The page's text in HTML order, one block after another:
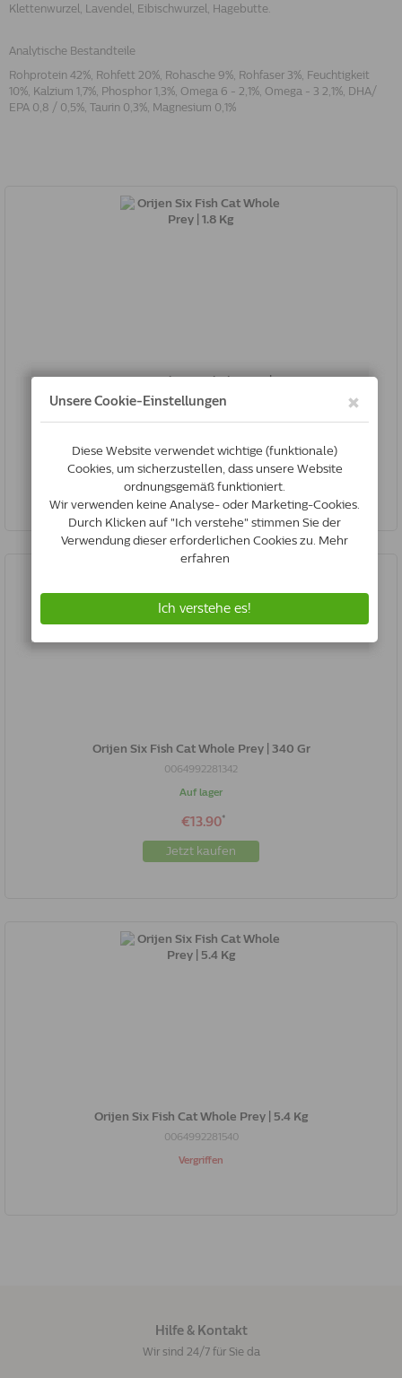
Klettenwurzel, Lavendel, Eibischwurzel, Hagebutte.
Analytische Bestandteile
Rohprotein 42%, Rohfett 20%, Rohasche 9%, Rohfaser 3%, Feuchtigkeit
10%, Kalzium 1,7%, Phosphor 1,3%, Omega 6 - 2,1%, Omega - 3 2,1%, DHA/
EPA 0,8 / 0,5%, Taurin 0,3%, Magnesium 0,1%
Orijen Six Fish Cat Whole Prey | 1.8 Kg
0064992281182
Auf lager
€41.51*
Jetzt kaufen
Orijen Six Fish Cat Whole Prey | 340 Gr
0064992281342
Auf lager
€13.90*
Jetzt kaufen
Orijen Six Fish Cat Whole Prey | 5.4 Kg
0064992281540
Vergriffen
Hilfe & Kontakt
Wir sind 24/7 für Sie da